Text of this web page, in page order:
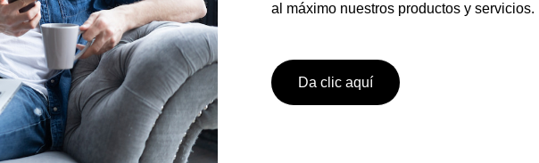
al máximo nuestros productos y servicios.
Da clic aquí